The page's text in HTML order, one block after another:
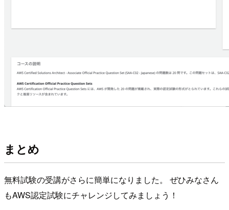
まとめ
無料試験の受講がさらに簡単になりました。 ぜひみなさん
もAWS認定試験にチャレンジしてみましょう！